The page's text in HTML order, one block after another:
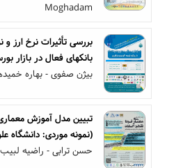
Moghadam
بررسی تأثیرات نرخ ارز و
بانکهای فعال در بازار
بیژن صفوی - بهاره
تبیین مدل آموزش
(نمونه موردی: دانشگاه
حسن ترابی - راضیه